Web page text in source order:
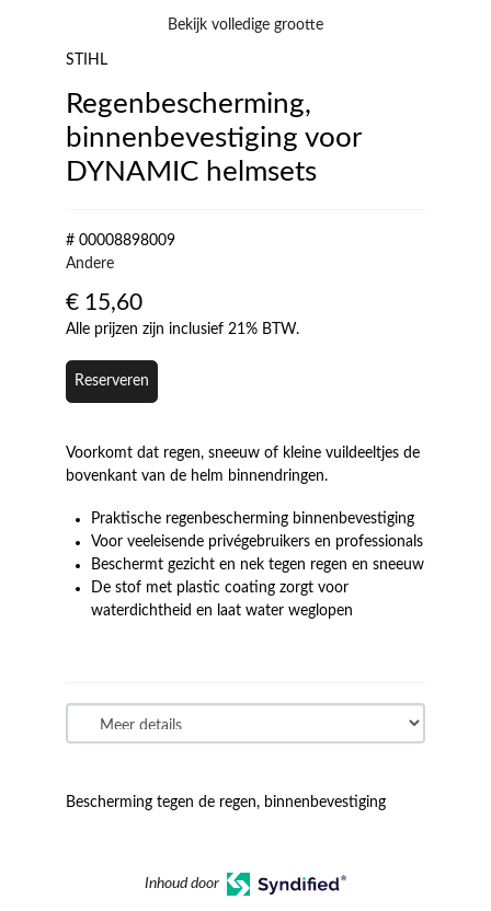
Bekijk volledige grootte
STIHL
Regenbescherming,
binnenbevestiging voor
DYNAMIC helmsets
# 00008898009
Andere
€ 15,60
Alle prijzen zijn inclusief 21% BTW.
Reserveren
Voorkomt dat regen, sneeuw of kleine vuildeeltjes de
bovenkant van de helm binnendringen.
Praktische regenbescherming binnenbevestiging
Voor veeleisende privégebruikers en professionals
Beschermt gezicht en nek tegen regen en sneeuw
De stof met plastic coating zorgt voor
waterdichtheid en laat water weglopen
Bescherming tegen de regen, binnenbevestiging
Inhoud door